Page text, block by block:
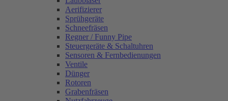
Aerifizierer
Sprühgeräte
Schneefräsen
Regner / Funny Pipe
Steuergeräte & Schaltuhren
Sensoren & Fernbedienungen
Ventile
Dünger
Rotoren
Grabenfräsen